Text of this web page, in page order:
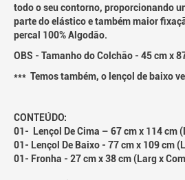
todo o seu contorno, proporcionando
parte do elástico e também maior
percal 100% Algodão.
OBS - Tamanho do Colchão - 45 cm x
*** Temos também, o lençol de baixo
CONTEÚDO:
01- Lençol De Cima – 67 cm x 114 cm
01- Lençol De Baixo - 77 cm x 109 cm
01- Fronha - 27 cm x 38 cm (Larg x